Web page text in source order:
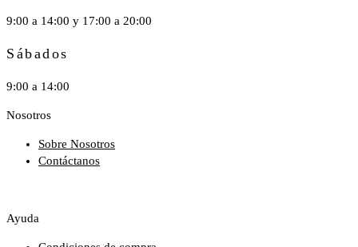
9:00 a 14:00 y 17:00 a 20:00
Sábados
9:00 a 14:00
Nosotros
Sobre Nosotros
Contáctanos
Ayuda